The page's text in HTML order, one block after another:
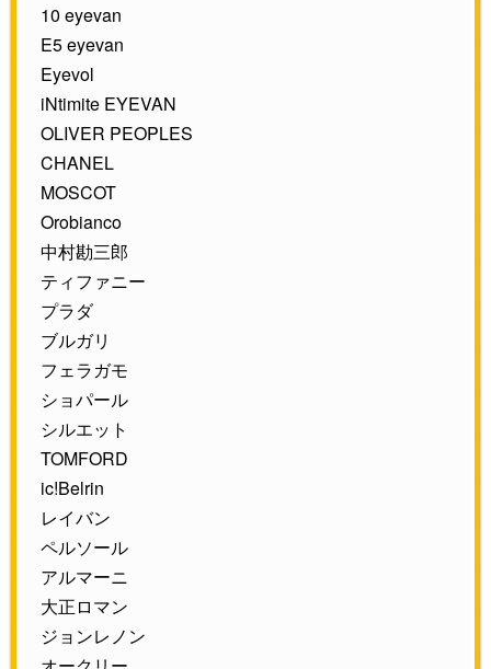
10 eyevan
E5 eyevan
Eyevol
iNtimite EYEVAN
OLIVER PEOPLES
CHANEL
MOSCOT
Orobianco
中村勘三郎
ティファニー
プラダ
ブルガリ
フェラガモ
ショパール
シルエット
TOMFORD
ic!Belrin
レイバン
ペルソール
アルマーニ
大正ロマン
ジョンレノン